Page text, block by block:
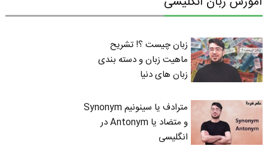
زبان چیست ؟! تشریح
ماهیت زبان و دسته بندی
زبان های دنیا
مترادف یا سینونیم Synonym
و متضاد یا Antonym در
انگلیسی